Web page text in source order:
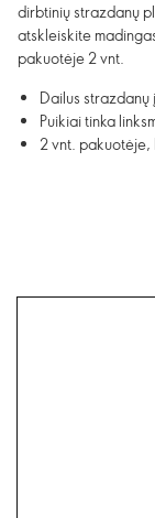
dirbtinių strazdanų
atskleiskite
pakuotėje 2 vnt.
Dailus
Puikiai tinka
2 vnt. pakuotėje,